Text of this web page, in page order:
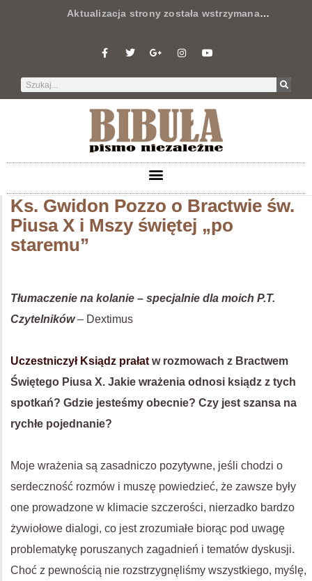
Aktualizacja strony została wstrzymana…
Ks. Gwidon Pozzo o Bractwie św.
Piusa X i Mszy świętej „po
staremu”
Tłumaczenie na kolanie – specjalnie dla moich P.T.
Czytelników– Dextimus
Uczestniczył Ksiądz prałat w rozmowach z Bractwem
Świętego Piusa X. Jakie wrażenia odnosi ksiądz z tych
spotkań? Gdzie jesteśmy obecnie? Czy jest szansa na
rychłe pojednanie?
Moje wrażenia są zasadniczo pozytywne, jeśli chodzi o
serdeczność rozmów i muszę powiedzieć, że zawsze były
one prowadzone w klimacie szczerości, nierzadko bardzo
żywiołowe dialogi, co jest zrozumiałe biorąc pod uwagę
problematykę poruszanych zagadnień i tematów dyskusji.
Choć z pewnością nie rozstrzygnęliśmy wszystkiego, myślę,